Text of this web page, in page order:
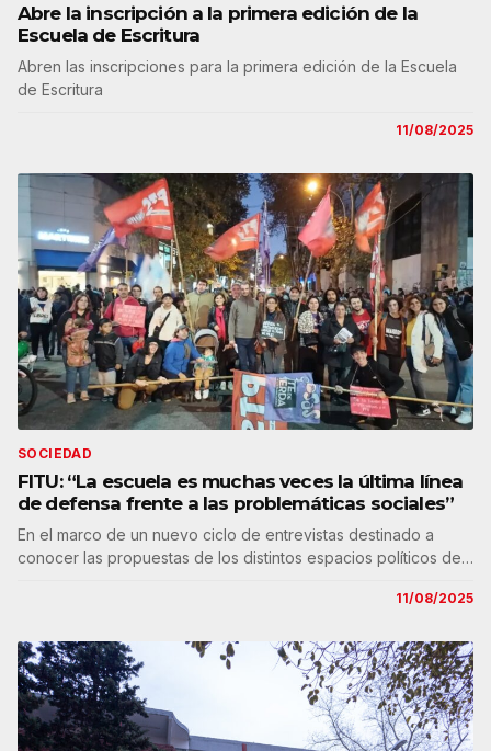
Abre la inscripción a la primera edición de la
Escuela de Escritura
Abren las inscripciones para la primera edición de la Escuela
de Escritura
11/08/2025
SOCIEDAD
FITU: “La escuela es muchas veces la última línea
de defensa frente a las problemáticas sociales”
En el marco de un nuevo ciclo de entrevistas destinado a
conocer las propuestas de los distintos espacios políticos de…
11/08/2025